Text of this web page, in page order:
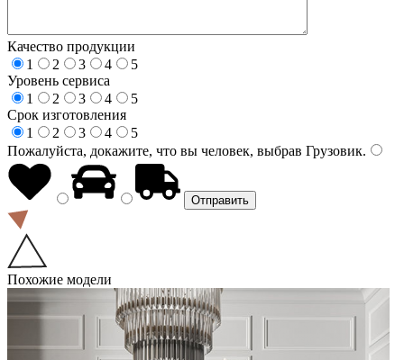
Качество продукции
1
2 3 4
5
Уровень сервиса
1
2 3 4
5
Срок изготовления
1
2 3 4
5
Пожалуйста, докажите, что вы человек, выбрав Грузовик.
Похожие модели